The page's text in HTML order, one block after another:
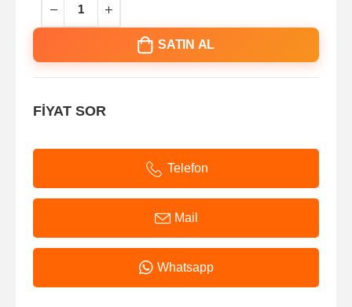
SATIN AL
FİYAT SOR
Telefon
Mail
Whatsapp